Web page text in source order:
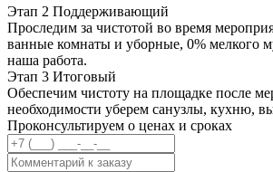
Этап 2 Поддерживающий
Проследим за чистотой во время
ванные комнаты и уборные, 0% мелкого
наша работа.
Этап 3 Итоговый
Обеспечим чистоту на площадке после
необходимости уберем санузлы, кухню,
Проконсультируем о ценах и сроках